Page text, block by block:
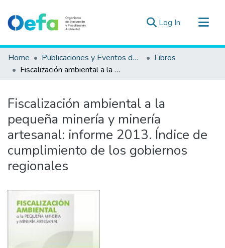
Log In (current)
Communities & Collections
All of DSpace
Estad. Externas
Guias ▾
Home Publicaciones y Eventos del OEFA
Libros
Fiscalización ambiental a la pequeña minería y minería artesanal: informe 2013. Índice de cumplimiento de los gobiernos regionales
Fiscalización ambiental a la
pequeña minería y minería
artesanal: informe 2013. Índice de
cumplimiento de los gobiernos
regionales